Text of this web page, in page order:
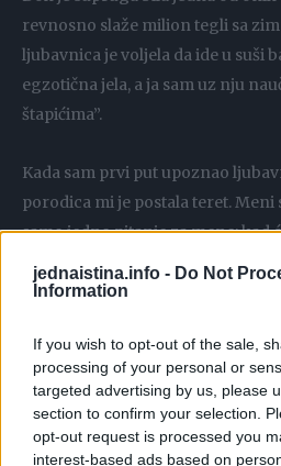
jednaistina.info - Do Not
Information
If you wish to opt-out of the sale,
processing of your personal or
targeted advertising by us, please
section to confirm your selection.
opt-out request is processed you
interest-based ads based on
revnosno slaže milion tegli sa
ljubavnica je voljela da ide u suši
egzotična jela, a ja sam uz nju
štapićima”.
Kada sam prvi put upoznao
porodica mi je postala teret. Meni
samo jedno pitanje za mene: kad
nešto trebalo: cipele, ranac za
poklončiće koje sam vešto
davao poklone, koje je ona sama
Supruga je i nakon par godina i